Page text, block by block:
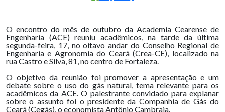
O encontro do mês de outubro da Academia Cearense de
Engenharia (ACE) reuniu acadêmicos, na tarde da última
segunda-feira, 17, no oitavo andar do Conselho Regional de
Engenharia e Agronomia do Ceará (Crea-CE), localizado na
rua Castro e Silva, 81, no centro de Fortaleza.
O objetivo da reunião foi promover a apresentação e um
debate sobre o uso do gás natural, tema relevante para os
acadêmicos da ACE. O palestrante convidado para explanar
sobre o assunto foi o presidente da Companhia de Gás do
Ceará (Cegás), o economista Antônio Cambraia.